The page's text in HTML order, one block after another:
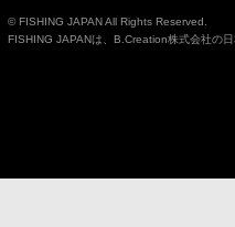
© FISHING JAPAN All Rights Reserved.
FISHING JAPANは、B.Creation株式会社の日